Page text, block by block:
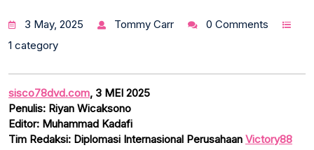
3 May, 2025 Tommy Carr
0 Comments
1 category
sisco78dvd.com, 3 MEI 2025
Penulis: Riyan Wicaksono
Editor: Muhammad Kadafi
Tim Redaksi: Diplomasi Internasional Perusahaan Victory88